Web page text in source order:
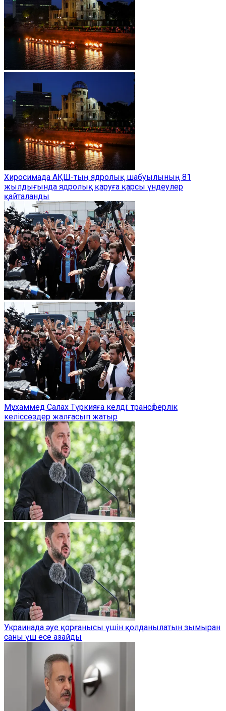
Хиросимада АҚШ-тың ядролық шабуылының 81
жылдығында ядролық қаруға қарсы үндеулер
қайталанды
Мұхаммед Салах Түркияға келді: трансферлік
келіссөздер жалғасып жатыр
Украинада әуе қорғанысы үшін қолданылатын зымыран
саны үш есе азайды